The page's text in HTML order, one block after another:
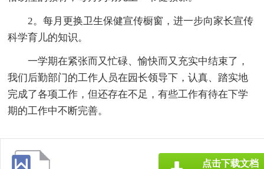
2。每月更换卫生保健宣传橱窗，进一步向家长宣传
科学育儿的知识。
一学期在紧张而又忙碌、愉快而又充实中结束了，
我们后勤部门的工作人员在园长领导下，认真、踏实地
完成了各项工作，但还存在不足，有些工作有待在下学
期的工作中不断完善。
点击下载文档